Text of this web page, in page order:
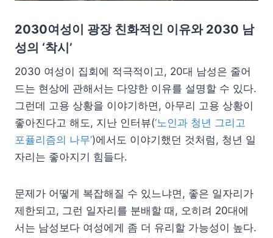
2030여성이 광장 친화적인 이유와 2030 남
성의 ‘착시’
2030 여성이 집회에 적극적이고, 20대 남성은 줄어
드는 현상에 관해서는 다양한 이유를 설명할 수 있다.
그런데 고용 상황을 이야기하면, 아무리 고용 상황이
좋아진다고 해도, 지난 인터뷰(‘노인과 청년 그리고
포퓰리즘의 나무’)에서도 이야기했던 것처럼, 청년 일
자리는 좋아지기 힘들다.
문제가 어떻게 복잡해질 수 있느냐면, 좋은 일자리가
제한되고, 그런 일자리를 분배할 때, 오히려 20대에
서는 남성보다 여성에게 좀 더 유리할 가능성이 높다.